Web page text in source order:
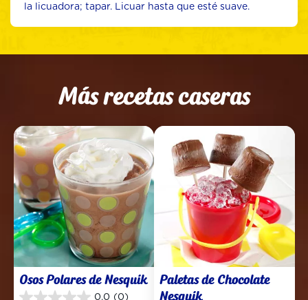
la licuadora; tapar. Licuar hasta que esté suave.
Más recetas caseras
Osos Polares de Nesquik
0.0 (0)
Paletas de Chocolate
Nesquik